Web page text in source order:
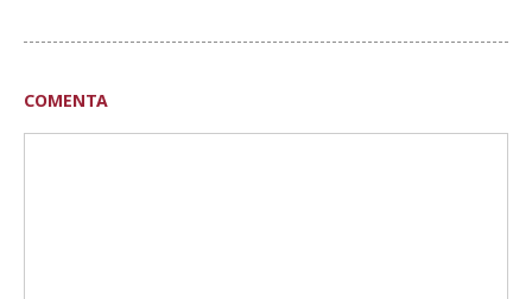
COMENTA